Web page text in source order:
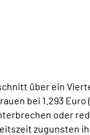
über ein
bei 1.293
oder
zugunsten